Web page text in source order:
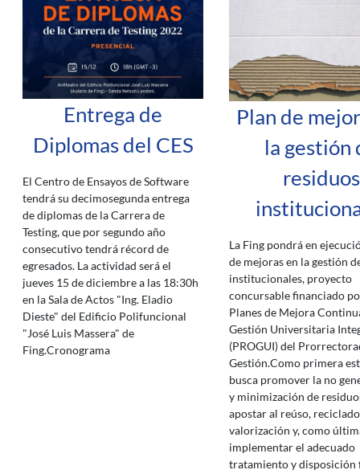
Entrega de
Diplomas del CES
El Centro de Ensayos de Software
tendrá su decimosegunda entrega
de diplomas de la Carrera de
Testing, que por segundo año
consecutivo tendrá récord de
egresados. La actividad será el
jueves 15 de diciembre a las 18:30h
en la Sala de Actos "Ing. Eladio
Dieste" del Edificio Polifuncional
"José Luis Massera" de
Fing.Cronograma
Plan de
la gestión
residuos
La Fing pondrá en
de mejoras en la gestión
institucionales, proyecto
concursable financiado
Planes de Mejora
Gestión Universitaria
(PROGUI) del
Gestión.Como primera
busca promover la no
y minimización de
apostar al reúso,
valorización y, como
implementar el adecuado
tratamiento y disposición